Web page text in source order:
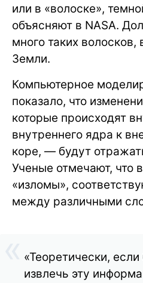
или в «волоске»,
объясняют в NASA.
много таких
Земли.
Компьютерное
показало, что
которые происходят
внутреннего ядра к
коре, — будут
Ученые отмечают, что
«изломы»,
между различными
«Теоретически,
извлечь эту